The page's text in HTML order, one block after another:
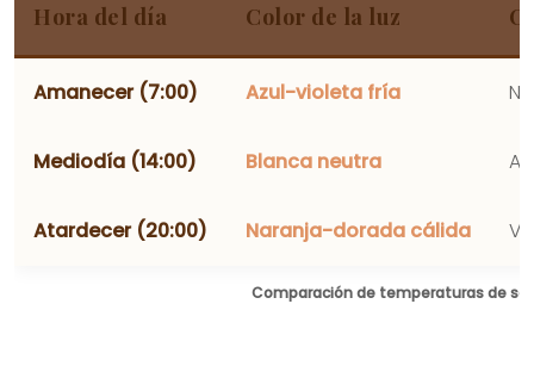
Comparación de temperaturas de
Hora del día Color de la luz
Amanecer (7:00) Azul-violeta fría
Mediodía (14:00) Blanca neutra
Atardecer (20:00) Naranja-dorada cálida